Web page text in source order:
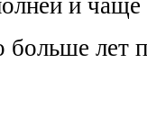
лет